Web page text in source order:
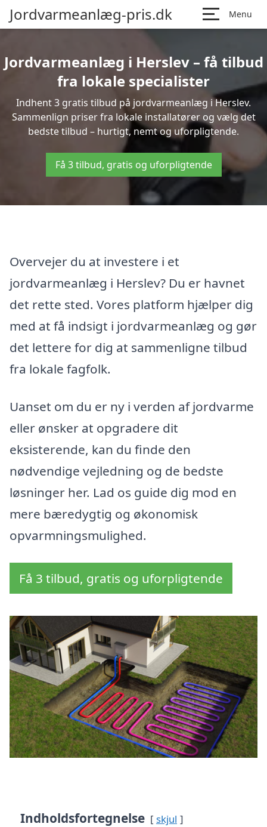
Jordvarmeanlæg-pris.dk Menu
Jordvarmeanlæg i Herslev – få tilbud
fra lokale specialister
Indhent 3 gratis tilbud på jordvarmeanlæg i Herslev.
Sammenlign priser fra lokale installatører og vælg det
bedste tilbud – hurtigt, nemt og uforpligtende.
Få 3 tilbud, gratis og uforpligtende
Overvejer du at investere i et
jordvarmeanlæg i Herslev? Du er havnet
det rette sted. Vores platform hjælper dig
med at få indsigt i jordvarmeanlæg og gør
det lettere for dig at sammenligne tilbud
fra lokale fagfolk.
Uanset om du er ny i verden af jordvarme
eller ønsker at opgradere dit
eksisterende, kan du finde den
nødvendige vejledning og de bedste
løsninger her. Lad os guide dig mod en
mere bæredygtig og økonomisk
opvarmningsmulighed.
Få 3 tilbud, gratis og uforpligtende
Indholdsfortegnelse skjul